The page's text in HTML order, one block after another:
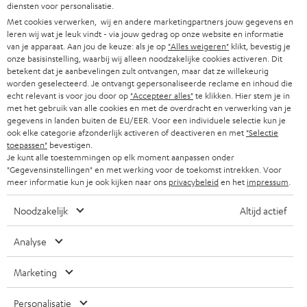
s
b
r
i
e
f
SMART HOME
BLUETOOTH
KOPTELEFOONS
BLUETOOTH KOPTELEFOONS
COMPLETE SETS
SPEAKERS
IN-EAR
FANSHOP
NIEUWKOMERS
B2B
PARTNERPROGRAMMA
BLOG
NEWSLETTER
STORES
TEUFEL VOORDELEN
TEUFEL STORY
MANAGEMENT
DUURZAAMHEID
NORMEN EN WAARDES
OOSTENRIJK
ZWITSERLAND
NEDERLAND
BELGIË
FRANKRIJK
SPANJE
ITALIË
'Kennelijke' (typ)fouten voorbehouden. De op de foto's afgebeelde
accessoires zijn niet bij de levering inbegrepen. Eventuele
verwijderingskosten voor batterijen zijn bij de prijs inbegrepen.
diensten voor personalisatie.
Met cookies verwerken, wij en andere marketingpartners jouw gegevens en
leren wij wat je leuk vindt - via jouw gedrag op onze website en informatie
van je apparaat. Aan jou de keuze: als je op "Alles weigeren" klikt, bevestig je
onze basisinstelling, waarbij wij alleen noodzakelijke cookies activeren. Dit
betekent dat je aanbevelingen zult ontvangen, maar dat ze willekeurig
worden geselecteerd. Je ontvangt gepersonaliseerde reclame en inhoud die
echt relevant is voor jou door op "Accepteer alles"te klikken. Hier stem je in
met het gebruik van alle cookies en met de overdracht en verwerking van je
gegevens in landen buiten de EU/EER. Voor een individuele selectie kun je
ook elke categorie afzonderlijk activeren of deactiveren en met "Selectie
toepassen" bevestigen.
Je kunt alle toestemmingen op elk moment aanpassen onder
"Gegevensinstellingen" en met werking voor de toekomst intrekken. Voor
meer informatie kun je ook kijken naar ons privacybeleiden het impressum
Noodzakelijk Altijd actief
Analyse
Marketing
Personalisatie